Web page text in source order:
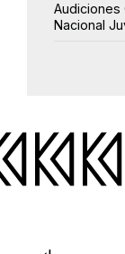
Audiciones
Nacional